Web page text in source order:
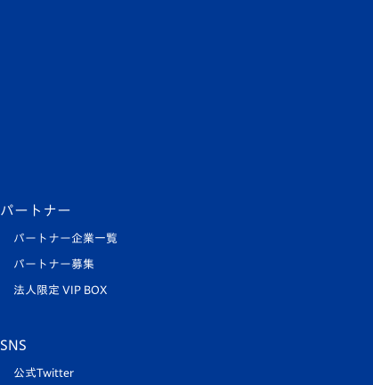
パートナー
パートナー企業一覧
パートナー募集
法人限定 VIP BOX
SNS
公式Twitter